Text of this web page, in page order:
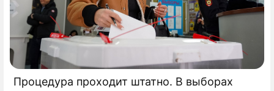
Процедура проходит штатно. В выборах